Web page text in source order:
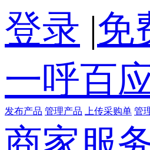
登录 |免
一呼百
发布产品 管理产品 上传采购单 管